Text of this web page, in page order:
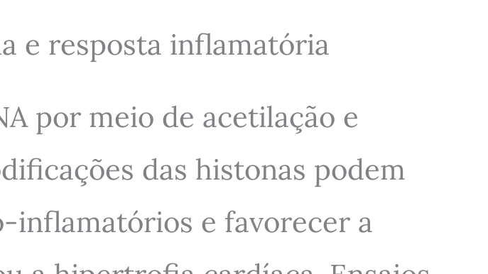
e resposta inflamatória
por meio de acetilação e
das histonas podem
inflamatórios e favorecer a